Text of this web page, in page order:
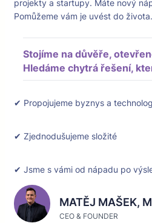
projekty a startupy. Máte nový
Pomůžeme vám je uvést do života.
Stojíme na důvěře,
Hledáme chytrá řešení,
✔ Propojujeme byznys a
✔ Zjednodušujeme složité
✔ Jsme s vámi od nápadu po
MATĚJ MAŠEK,
CEO & FOUNDER